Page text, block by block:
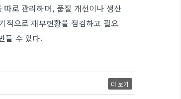
로 관리하며, 품질 개선이나 생산
적으로 재무현황을 점검하고 필요
들 수 있다.
더 보기